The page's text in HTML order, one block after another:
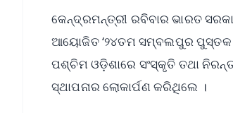
କେନ୍ଦ୍ରମନ୍ତ୍ରୀ ରବିବାର ଭାରତ
ଆୟୋଜିତ ‘୨୪ତମ ସମ୍ବଲପୁର ପୁସ୍ତକ
ପଶ୍ଚିମ ଓଡ଼ିଶାରେ ସଂସ୍କୃତି ତଥା
ସ୍ଥାପନାର ଲୋକାର୍ପଣ କରିଥିଲେ ।